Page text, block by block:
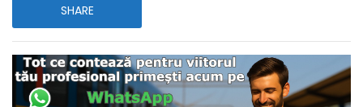
SHARE